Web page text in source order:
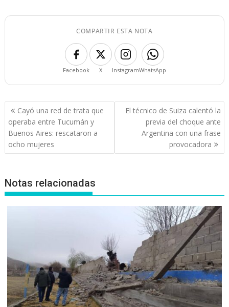
COMPARTIR ESTA NOTA
Facebook X InstagramWhatsApp
Navegación
de
entradas
Cayó una red de trata que
operaba entre Tucumán y
Buenos Aires: rescataron a
ocho mujeres
El técnico de Suiza calentó la
previa del choque ante
Argentina con una frase
provocadora
Notas relacionadas